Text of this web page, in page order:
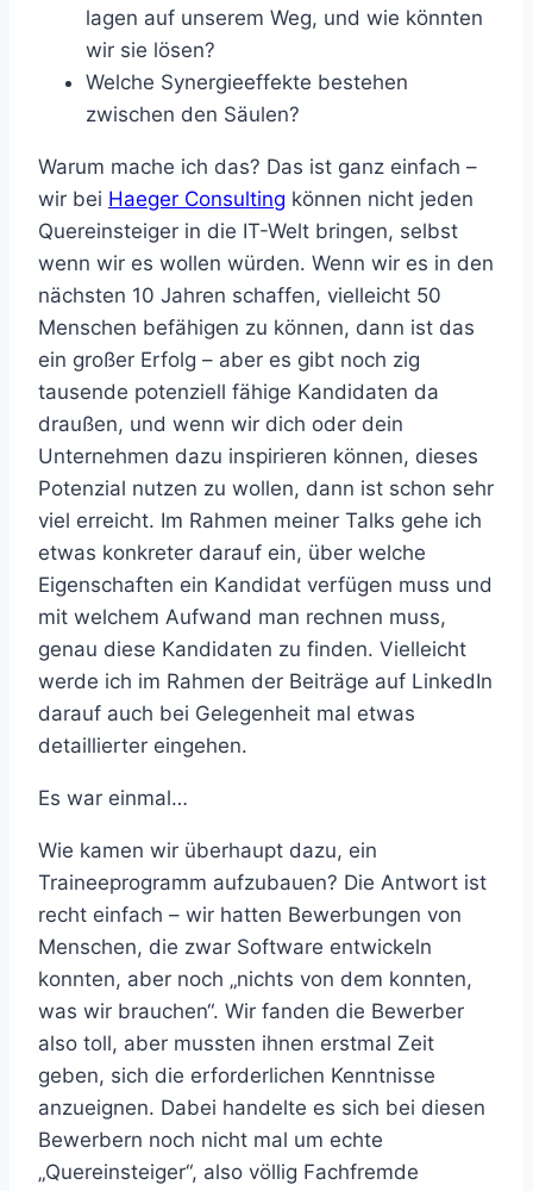
lagen auf unserem Weg, und wie könnten
wir sie lösen?
Welche Synergieeffekte bestehen
zwischen den Säulen?
Warum mache ich das? Das ist ganz einfach –
wir bei Haeger Consulting können nicht jeden
Quereinsteiger in die IT-Welt bringen, selbst
wenn wir es wollen würden. Wenn wir es in den
nächsten 10 Jahren schaffen, vielleicht 50
Menschen befähigen zu können, dann ist das
ein großer Erfolg – aber es gibt noch zig
tausende potenziell fähige Kandidaten da
draußen, und wenn wir dich oder dein
Unternehmen dazu inspirieren können, dieses
Potenzial nutzen zu wollen, dann ist schon sehr
viel erreicht. Im Rahmen meiner Talks gehe ich
etwas konkreter darauf ein, über welche
Eigenschaften ein Kandidat verfügen muss und
mit welchem Aufwand man rechnen muss,
genau diese Kandidaten zu finden. Vielleicht
werde ich im Rahmen der Beiträge auf LinkedIn
darauf auch bei Gelegenheit mal etwas
detaillierter eingehen.
Es war einmal…
Wie kamen wir überhaupt dazu, ein
Traineeprogramm aufzubauen? Die Antwort ist
recht einfach – wir hatten Bewerbungen von
Menschen, die zwar Software entwickeln
konnten, aber noch „nichts von dem konnten,
was wir brauchen“. Wir fanden die Bewerber
also toll, aber mussten ihnen erstmal Zeit
geben, sich die erforderlichen Kenntnisse
anzueignen. Dabei handelte es sich bei diesen
Bewerbern noch nicht mal um echte
„Quereinsteiger“, also völlig Fachfremde